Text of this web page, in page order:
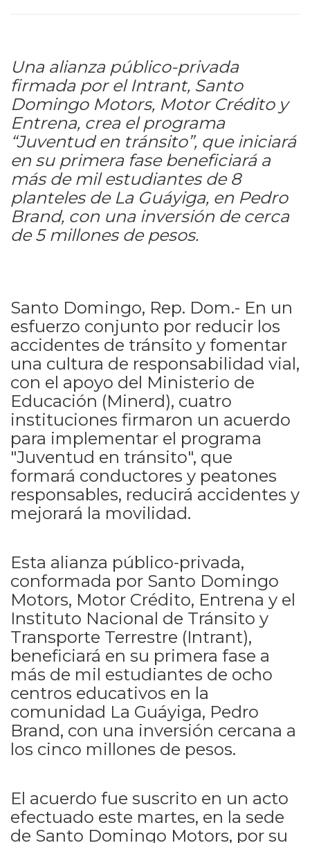
Una alianza público-privada
firmada por el Intrant, Santo
Domingo Motors, Motor Crédito y
Entrena, crea el programa
“Juventud en tránsito”, que iniciará
en su primera fase beneficiará a
más de mil estudiantes de 8
planteles de La Guáyiga, en Pedro
Brand, con una inversión de cerca
de 5 millones de pesos.
Santo Domingo, Rep. Dom.- En un
esfuerzo conjunto por reducir los
accidentes de tránsito y fomentar
una cultura de responsabilidad vial,
con el apoyo del Ministerio de
Educación (Minerd), cuatro
instituciones firmaron un acuerdo
para implementar el programa
"Juventud en tránsito", que
formará conductores y peatones
responsables, reducirá accidentes y
mejorará la movilidad.
Esta alianza público-privada,
conformada por Santo Domingo
Motors, Motor Crédito, Entrena y el
Instituto Nacional de Tránsito y
Transporte Terrestre (Intrant),
beneficiará en su primera fase a
más de mil estudiantes de ocho
centros educativos en la
comunidad La Guáyiga, Pedro
Brand, con una inversión cercana a
los cinco millones de pesos.
El acuerdo fue suscrito en un acto
efectuado este martes, en la sede
de Santo Domingo Motors, por su